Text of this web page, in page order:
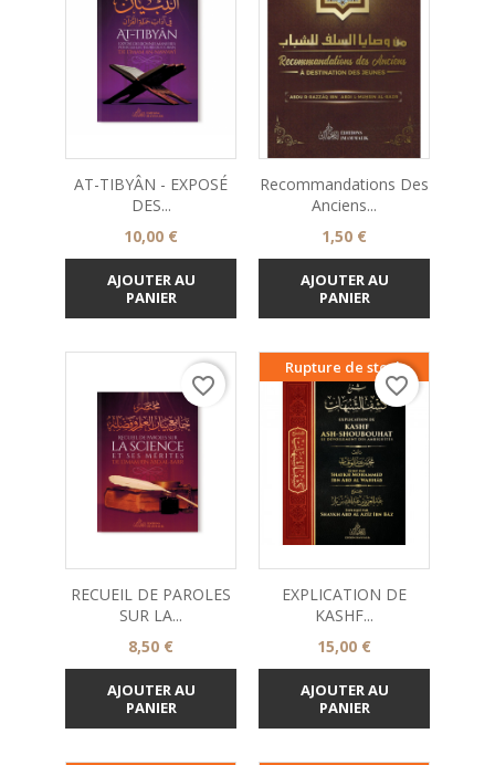
AT-TIBYÂN - EXPOSÉ
DES...
Prix
10,00 €
AJOUTER AU
PANIER
Recommandations Des
Anciens...
Prix
1,50 €
AJOUTER AU
PANIER
RECUEIL DE PAROLES
SUR LA...
Prix
8,50 €
AJOUTER AU
PANIER
favorite_border
Rupture de stock
EXPLICATION DE
KASHF...
Prix
15,00 €
AJOUTER AU
PANIER
favorite_border